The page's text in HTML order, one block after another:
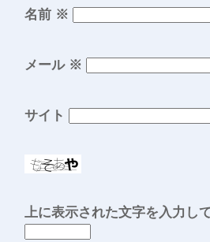
名前 ※
メール ※
サイト
上に表示された文字を入力し